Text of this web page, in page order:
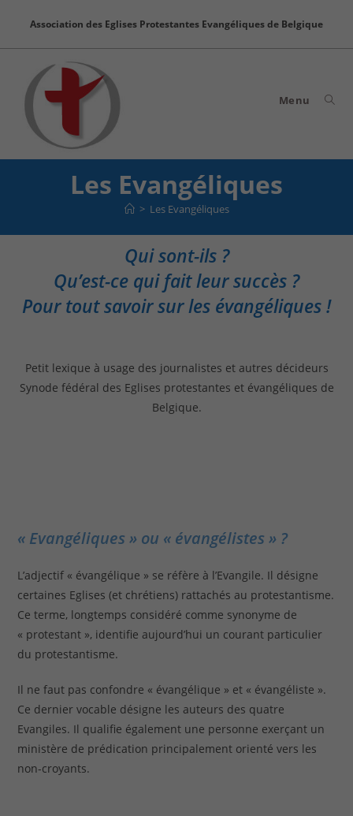
content
Association des Eglises Protestantes Evangéliques de Belgique
Menu
Les Evangéliques
> Les Evangéliques
Qui sont-ils ?
Qu’est-ce qui fait leur succès ?
Pour tout savoir sur les évangéliques !
Petit lexique à usage des journalistes et autres décideurs
Synode fédéral des Eglises protestantes et évangéliques de
Belgique.
« Evangéliques » ou « évangélistes » ?
L’adjectif « évangélique » se réfère à l’Evangile. Il désigne
certaines Eglises (et chrétiens) rattachés au protestantisme.
Ce terme, longtemps considéré comme synonyme de
« protestant », identifie aujourd’hui un courant particulier
du protestantisme.
Il ne faut pas confondre « évangélique » et « évangéliste ».
Ce dernier vocable désigne les auteurs des quatre
Evangiles. Il qualifie également une personne exerçant un
ministère de prédication principalement orienté vers les
non-croyants.